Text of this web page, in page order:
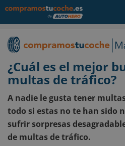
¿Cuál es el mejor
multas de tráfico?
A nadie le gusta tener
todo si estas no te han sido
sufrir sorpresas
de multas de tráfico.